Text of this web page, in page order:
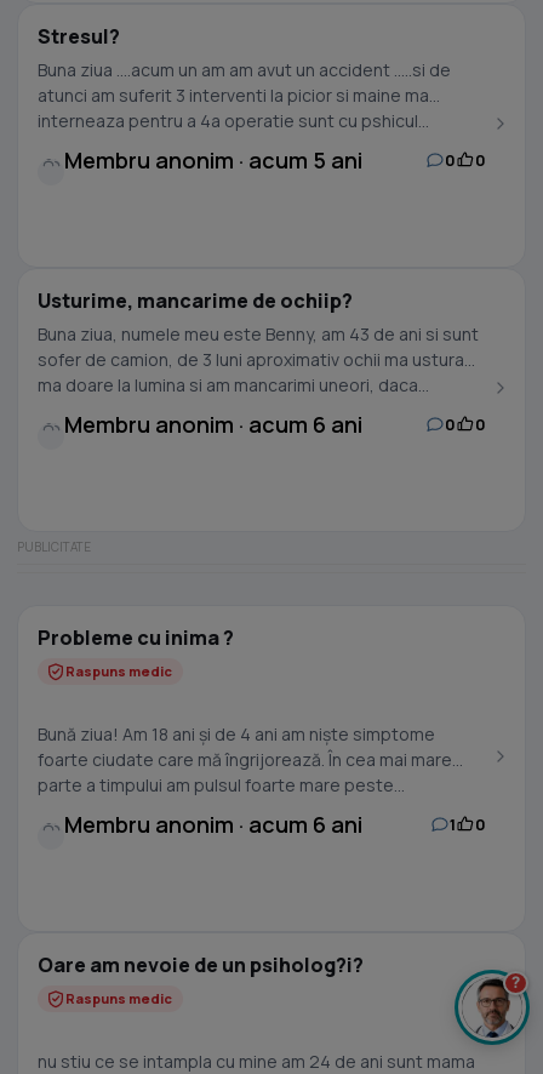
Stresul?
Buna ziua ....acum un am am avut un accident .....si de
atunci am suferit 3 interventi la picior si maine ma
interneaza pentru a 4a operatie sunt cu pshicul...
Membru anonim · acum 5 ani 0 0
Usturime, mancarime de ochiip?
Buna ziua, numele meu este Benny, am 43 de ani si sunt
sofer de camion, de 3 luni aproximativ ochii ma ustura
ma doare la lumina si am mancarimi uneori, daca...
Membru anonim · acum 6 ani 0 0
Probleme cu inima ?
Raspuns medic
Bună ziua! Am 18 ani și de 4 ani am niște simptome
foarte ciudate care mă îngrijorează. În cea mai mare
parte a timpului am pulsul foarte mare peste...
Membru anonim · acum 6 ani 1 0
Oare am nevoie de un psiholog?i?
Raspuns medic
nu stiu ce se intampla cu mine am 24 de ani sunt mama
?